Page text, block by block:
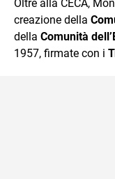
Oltre alla CECA,
creazione della
della Comunità
1957, firmate con i